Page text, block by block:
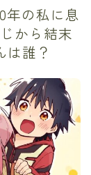
年の私に息
から結末
は誰？